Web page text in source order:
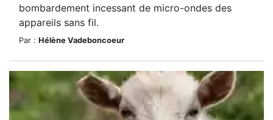
bombardement incessant de micro-ondes des
appareils sans fil.
Par : Hélène Vadeboncoeur